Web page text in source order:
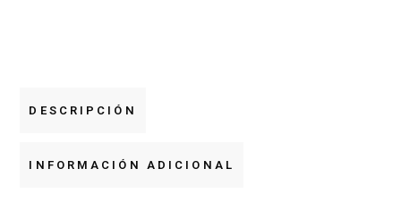
DESCRIPCIÓN
INFORMACIÓN ADICIONAL